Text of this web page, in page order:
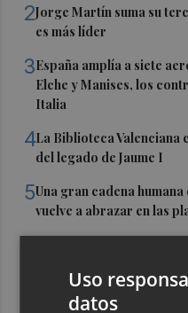
2Jorge Martín suma su
es más líder
3España amplía a siete
Elche y Manises, los
Italia
4La Biblioteca Valenciana
del legado de Jaume I
5Una gran cadena
vuelve a abrazar en las
Uso
datos